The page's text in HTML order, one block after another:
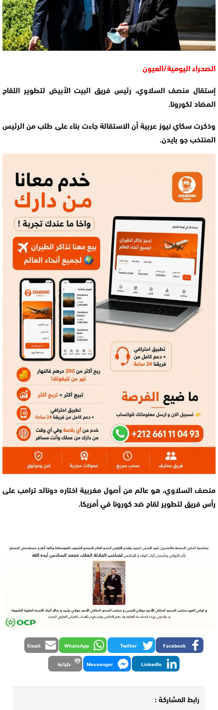
الصحراء اليومية/العيون
إستقال منصف السلاوي، رئيس فريق البيت الأبيض لتطوير اللقاح
المضاد لكورونا.
وذكرت سكاي نيوز عربية أن الاستقالة جاءت بناء على طلب من الرئيس
المنتخب جو بايدن.
منصف السلاوي، هو عالم من أصول مغربية اختاره دونالد ترامب على
رأس فريق لتطوير لقاح ضد كورونا في أمريكا.
Facebook
Twitter
WhatsApp
Email
LinkedIn
Messenger طباعة
رابط المشاركة :